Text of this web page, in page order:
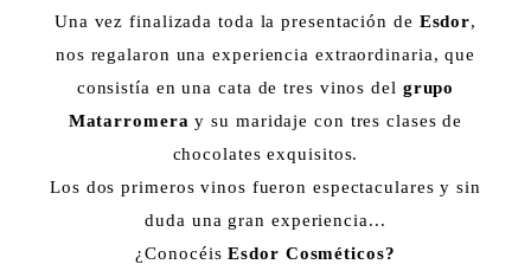
Una vez finalizada toda la presentación de Esdor,
nos regalaron una experiencia extraordinaria, que
consistía en una cata de tres vinos del grupo
Matarromera y su maridaje con tres clases de
chocolates exquisitos.
Los dos primeros vinos fueron espectaculares y sin
duda una gran experiencia...
¿ConocéisEsdor Cosméticos?